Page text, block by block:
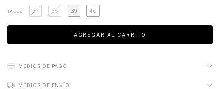
TALLE 37 38 39 40
MEDIOS DE PAGO
MEDIOS DE ENVÍO